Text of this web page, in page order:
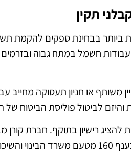
תקין
ביותר בבחינת ספקים להקמת
חשמל במתח גבוה ובזרמים
משותף או חניון תעסוקה
לביטול פוליסת הביטוח